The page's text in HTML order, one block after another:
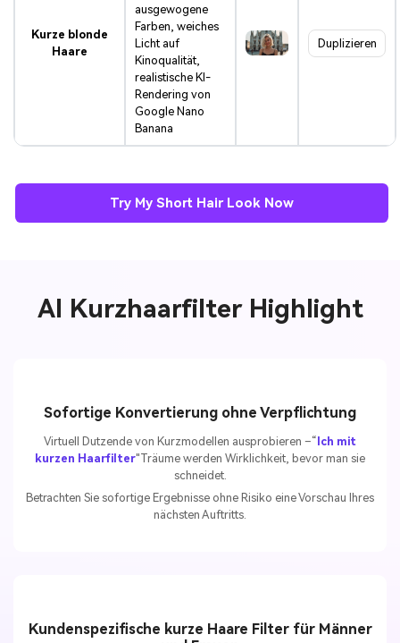
Kurze blonde
Haare
ausgewogene
Farben, weiches
Licht auf
Kinoqualität,
realistische KI-
Rendering von
Google Nano
Banana
Duplizieren
Try My Short Hair Look Now
AI Kurzhaarfilter Highlight
Sofortige Konvertierung ohne Verpflichtung
Virtuell Dutzende von Kurzmodellen ausprobieren –“Ich mit
kurzen Haarfilter"Träume werden Wirklichkeit, bevor man sie
schneidet.
Betrachten Sie sofortige Ergebnisse ohne Risiko eine Vorschau Ihres
nächsten Auftritts.
Kundenspezifische kurze Haare Filter für Männer